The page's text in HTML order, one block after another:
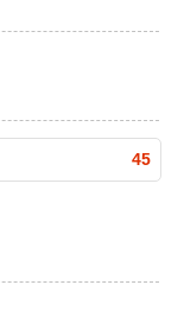
45